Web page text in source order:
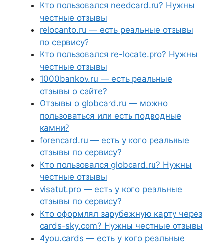
Кто пользовался needcard.ru? Нужны
честные отзывы
relocanto.ru — есть реальные отзывы
по сервису?
Кто пользовался re-locate.pro? Нужны
честные отзывы
1000bankov.ru — есть реальные
отзывы о сайте?
Отзывы о globcard.ru — можно
пользоваться или есть подводные
камни?
forencard.ru — есть у кого реальные
отзывы по сервису?
Кто пользовался globcard.ru? Нужны
честные отзывы
visatut.pro — есть у кого реальные
отзывы по сервису?
Кто оформлял зарубежную карту через
cards-sky.com? Нужны честные отзывы
4you.cards — есть у кого реальные